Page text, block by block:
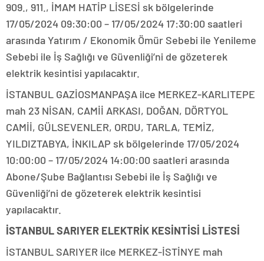
909., 911., İMAM HATİP LİSESİ sk bölgelerinde
17/05/2024 09:30:00 – 17/05/2024 17:30:00 saatleri
arasında Yatırım / Ekonomik Ömür Sebebi ile Yenileme
Sebebi ile İş Sağlığı ve Güvenliği’ni de gözeterek
elektrik kesintisi yapılacaktır.
İSTANBUL GAZİOSMANPAŞA ilce MERKEZ-KARLITEPE
mah 23 NİSAN, CAMİİ ARKASI, DOĞAN, DÖRTYOL
CAMİİ, GÜLSEVENLER, ORDU, TARLA, TEMİZ,
YILDIZTABYA, İNKILAP sk bölgelerinde 17/05/2024
10:00:00 – 17/05/2024 14:00:00 saatleri arasında
Abone/Şube Bağlantısı Sebebi ile İş Sağlığı ve
Güvenliği’ni de gözeterek elektrik kesintisi
yapılacaktır.
İSTANBUL SARIYER ELEKTRİK KESİNTİSİ LİSTESİ
İSTANBUL SARIYER ilce MERKEZ-İSTİNYE mah